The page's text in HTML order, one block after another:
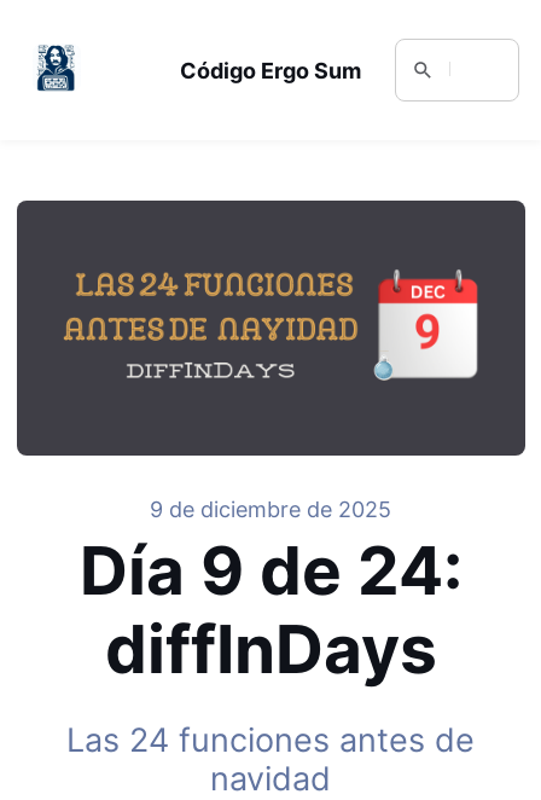
Código Ergo Sum
9 de diciembre de 2025
Día 9 de 24:
diffInDays
Las 24 funciones antes de
navidad